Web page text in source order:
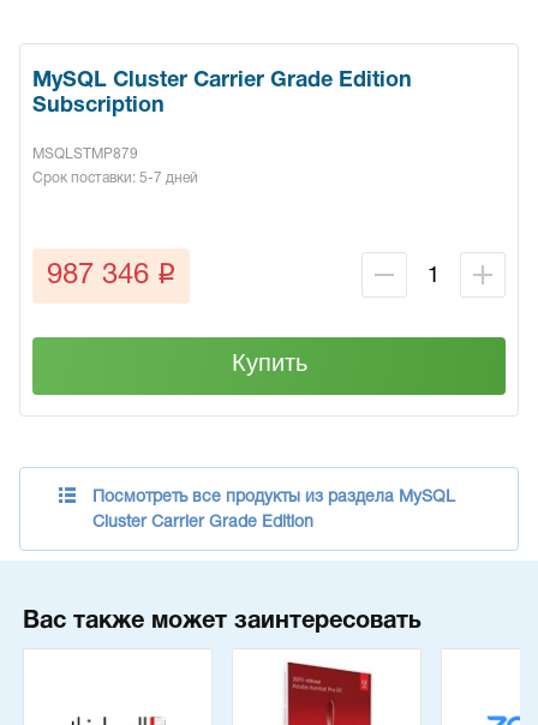
MySQL Cluster Carrier Grade Edition
Subscription
MSQLSTMP879
Срок поставки: 5-7 дней
987 346 q
Купить
Посмотреть все продукты из раздела MySQL
Cluster Carrier Grade Edition
Вас также может заинтересовать